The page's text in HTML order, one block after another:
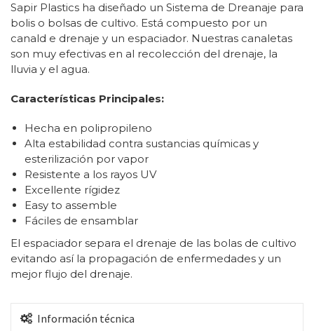
Sapir Plastics ha diseñado un Sistema de Dreanaje para
bolis o bolsas de cultivo. Está compuesto por un
canald e drenaje y un espaciador. Nuestras canaletas
son muy efectivas en al recolección del drenaje, la
lluvia y el agua.
Características Principales:
Hecha en polipropileno
Alta estabilidad contra sustancias químicas y
esterilización por vapor
Resistente a los rayos UV
Excellente rígidez
Easy to assemble
Fáciles de ensamblar
El espaciador separa el drenaje de las bolas de cultivo
evitando así la propagación de enfermedades y un
mejor flujo del drenaje.
Información técnica